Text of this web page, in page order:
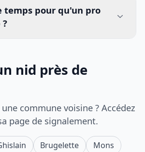
temps pour qu'un pro
nid près de
commune voisine ? Accédez
page de signalement.
Brugelette
Mons